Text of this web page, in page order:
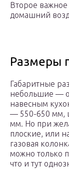
Второе
домашний
Размеры
Габаритные
небольшие —
навесным
— 550-650 мм,
мм. Но при
плоские, или
газовая
можно только
что и тут